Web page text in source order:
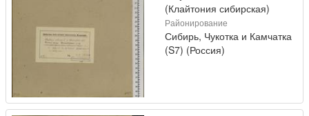
(Клайтония сибирская)
Районирование
Сибирь, Чукотка и Камчатка
(S7) (Россия)